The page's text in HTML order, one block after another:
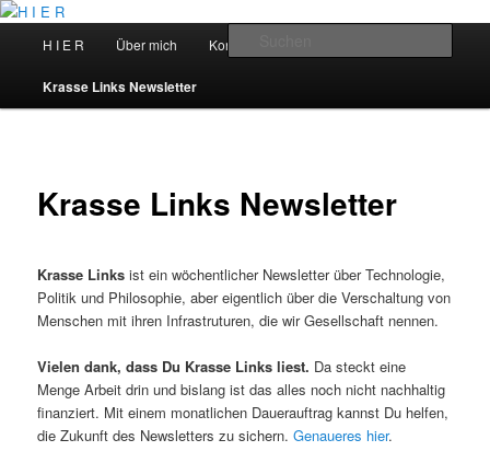
Zum
springenH I E R
H I E R Über mich Kontakt
Krasse Links Newsletter
Krasse Links Newsletter
Krasse Links ist ein wöchentlicher Newsletter über Technologie,
Politik und Philosophie, aber eigentlich über die Verschaltung von
Menschen mit ihren Infrastruturen, die wir Gesellschaft nennen.
Vielen dank, dass Du Krasse Links liest. Da steckt eine
Menge Arbeit drin und bislang ist das alles noch nicht nachhaltig
finanziert. Mit einem monatlichen Dauerauftrag kannst Du helfen,
die Zukunft des Newsletters zu sichern.Genaueres hier.